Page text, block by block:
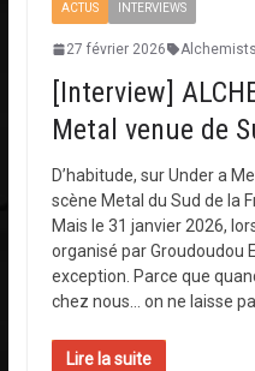
ACTUS INTERVIEWS
27 février 2026 Alchemists
[Interview]
Metal venue de
D’habitude, sur Under a
scène Metal du Sud de la
Mais le 31 janvier 2026,
organisé par Groudoudou
exception. Parce que
chez nous… on ne laisse
Lire la suite